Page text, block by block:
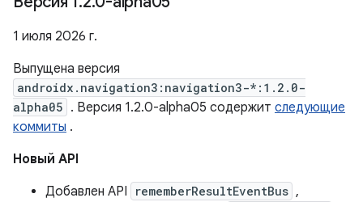
1 июля 2026 г.
Выпущена версия
androidx.navigation3:navigation3-*:1.2.0-
alpha05 . Версия 1.2.0-alpha05 содержит следующие
коммиты .
Новый API
Добавлен API
rememberResultEventBus ,